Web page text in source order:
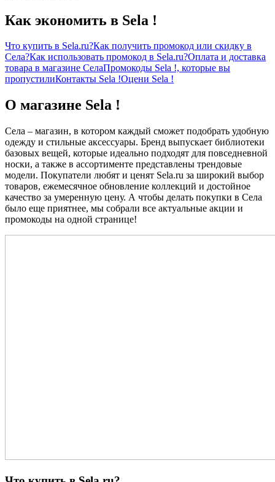
Как экономить в Sela !
Что купить в Sela.ru?Как получить промокод или скидку в
Села?Как использовать промокод в Sela.ru?Оплата и доставка
товара в магазине СелаПромокоды Sela !, которые вы
пропустилиКонтакты Sela !Оцени Sela !
О магазине Sela !
Села – магазин, в котором каждый сможет подобрать удобную
одежду и стильные аксессуары. Бренд выпускает библиотеки
базовых вещей, которые идеально подходят для повседневной
носки, а также в ассортименте представлены трендовые
модели. Покупатели любят и ценят Sela.ru за широкий выбор
товаров, ежемесячное обновление коллекций и достойное
качество за умеренную цену. А чтобы делать покупки в Села
было еще приятнее, мы собрали все актуальные акции и
промокоды на одной странице!